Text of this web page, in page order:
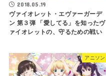
2018.05.19
ヴァイオレット・エヴァーガーデ
ン 第３弾 「愛してる」を知ったヴ
ァイオレットの、守るための戦い
アニソン